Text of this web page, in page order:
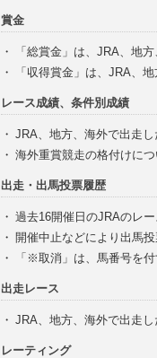
賞金
・
「総賞金」は、JRA、地
・
「収得賞金」は、JRA、
レース成績、条件別成績
・ JRA、地方、海外で出走
・ 海外重賞競走の格付けに
出走・出馬投票履歴
・ 過去16開催日のJRAのレ
・ 開催中止などにより出馬
・
「※取消」は、馬番号を
出走レース
・ JRA、地方、海外で出走
レーティング